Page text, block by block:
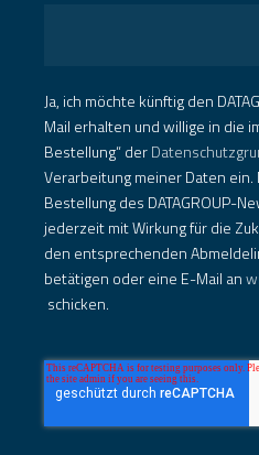
Ja, ich möchte künftig den
Mail erhalten und willige in die
Bestellung“ der
Verarbeitung meiner Daten ein.
Bestellung des DATAGROUP-
jederzeit mit Wirkung für die
den entsprechenden
betätigen oder eine E-Mail an
schicken.